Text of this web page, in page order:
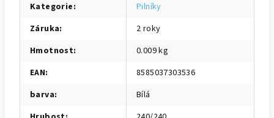
Kategorie:
Pilníky
Záruka:
2 roky
Hmotnost:
0.009 kg
EAN:
8585037303536
barva:
Bílá